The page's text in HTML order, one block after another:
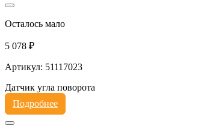
Осталось мало
5 078 ₽
Артикул: 51117023
Датчик угла поворота
Подробнее